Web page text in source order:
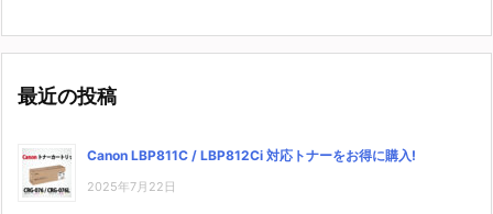
最近の投稿
Canon LBP811C / LBP812Ci 対応トナーをお得に購入!
2025年7月22日